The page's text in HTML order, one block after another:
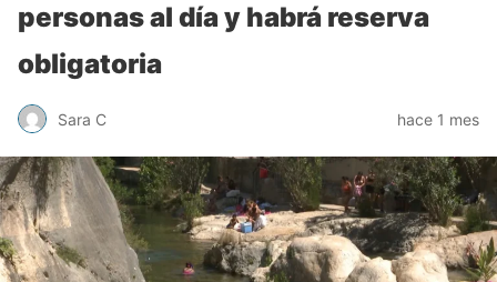
personas al día y habrá reserva
obligatoria
Sara C hace 1 mes